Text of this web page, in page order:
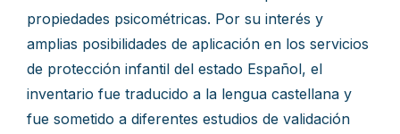
propiedades psicométricas. Por su interés y
amplias posibilidades de aplicación en los servicios
de protección infantil del estado Español, el
inventario fue traducido a la lengua castellana y
fue sometido a diferentes estudios de validación